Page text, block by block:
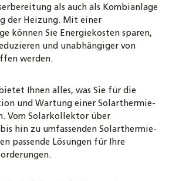
als auch als Kombianlage
der Heizung. Mit einer
können Sie Energiekosten sparen,
und unabhängiger von
werden.
Ihnen alles, was Sie für die
und Wartung einer Solarthermie-
Vom Solarkollektor über
hin zu umfassenden Solarthermie-
passende Lösungen für Ihre